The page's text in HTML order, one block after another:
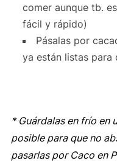
comer aunque tb.
fácil y rápido)
Pásalas por
ya están listas para
* Guárdalas en frío en
posible para que no
pasarlas por Caco en